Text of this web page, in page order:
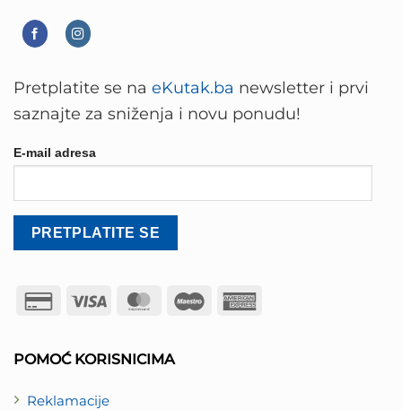
POMOĆ KORISNICIMA
Reklamacije
Pretplatite se na eKutak.ba newsletter i prvi
saznajte za sniženja i novu ponudu!
E-mail adresa
Credit
Visa MasterCard
Maestro